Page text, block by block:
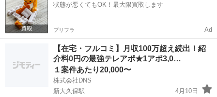
状態が悪くてもOK！最大限買取します
プリフラ Ad
【在宅・フルコミ】月収100万超え続出！紹
介料0円の最強テレアポ★1アポ3,0…
１案件あたり20,000〜
株式会社DNS
新大久保駅
4月10日